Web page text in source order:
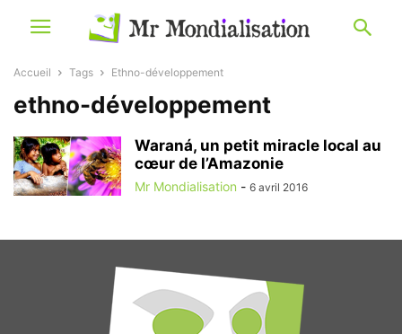
Accueil Tags Ethno-développement
ethno-développement
Waraná, un petit miracle local au
cœur de l’Amazonie
Mr Mondialisation - 6 avril 2016